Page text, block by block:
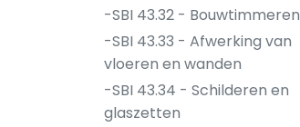
-SBI 43.32 - Bouwtimmeren
-SBI 43.33 - Afwerking van
vloeren en wanden
-SBI 43.34 - Schilderen en
glaszetten